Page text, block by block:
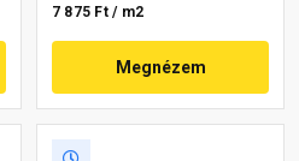
7 875 Ft / m2
Megnézem